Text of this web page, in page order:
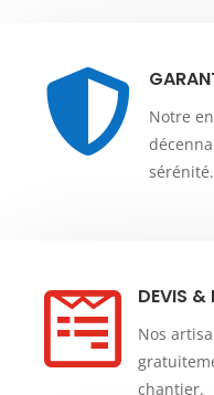

Notre
sérénité.
 DEVIS &
Nos
chantier.